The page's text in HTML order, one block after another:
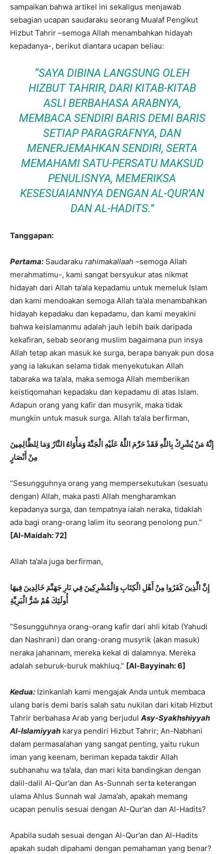
sampaikan bahwa artikel ini sekaligus menjawab
sebagian ucapan saudaraku seorang Mualaf Pengikut
Hizbut Tahrir –semoga Allah menambahkan hidayah
kepadanya-, berikut diantara ucapan beliau:
“SAYA DIBINA LANGSUNG OLEH
HIZBUT TAHRIR, DARI KITAB-KITAB
ASLI BERBAHASA ARABNYA,
MEMBACA SENDIRI BARIS DEMI BARIS
SETIAP PARAGRAFNYA, DAN
MENERJEMAHKAN SENDIRI, SERTA
MEMAHAMI SATU-PERSATU MAKSUD
PENULISNYA, MEMERIKSA
KESESUAIANNYA DENGAN AL-QUR’AN
DAN AL-HADITS.”
Tanggapan:
Pertama: Saudaraku rahimakallaah –semoga Allah
merahmatimu-, kami sangat bersyukur atas nikmat
hidayah dari Allah ta’ala kepadamu untuk memeluk Islam
dan kami mendoakan semoga Allah ta’ala menambahkan
hidayah kepadaku dan kepadamu, dan kami meyakini
bahwa keislamanmu adalah jauh lebih baik daripada
kekafiran, sebab seorang muslim bagaimana pun insya
Allah tetap akan masuk ke surga, berapa banyak pun dosa
yang ia lakukan selama tidak menyekutukan Allah
tabaraka wa ta’ala, maka semoga Allah memberikan
keistiqomahan kepadaku dan kepadamu di atas Islam.
Adapun orang yang kafir dan musyrik, maka tidak
mungkin untuk masuk surga. Allah ta’ala berfirman,
إِنَّهُ مَنْ يُشْرِكْ بِاللَّهِ فَقَدْ حَرَّمَ اللَّهُ عَلَيْهِ الْجَنَّةَ وَمَأْوَاهُ النَّارُ وَمَا لِلظَّالِمِينَ
مِنْ أَنْصَارٍ
“Sesungguhnya orang yang mempersekutukan (sesuatu
dengan) Allah, maka pasti Allah mengharamkan
kepadanya surga, dan tempatnya ialah neraka, tidaklah
ada bagi orang-orang lalim itu seorang penolong pun.”
[Al-Maidah: 72]
Allah ta’ala juga berfirman,
إِنَّ الَّذِينَ كَفَرُوا مِنْ أَهْلِ الْكِتَابِ وَالْمُشْرِكِينَ فِي نَارِ جَهَنَّمَ خَالِدِينَ فِيهَا
أُولَئِكَ هُمْ شَرُّ الْبَرِيَّةِ
“Sesungguhnya orang-orang kafir dari ahli kitab (Yahudi
dan Nashrani) dan orang-orang musyrik (akan masuk)
neraka jahannam, mereka kekal di dalamnya. Mereka
adalah seburuk-buruk makhluq.” [Al-Bayyinah: 6]
Kedua: Izinkanlah kami mengajak Anda untuk membaca
ulang baris demi baris salah satu nukilan dari kitab Hizbut
Tahrir berbahasa Arab yang berjudul Asy-Syakhshiyyah
Al-Islamiyyah karya pendiri Hizbut Tahrir; An-Nabhani
dalam permasalahan yang sangat penting, yaitu rukun
iman yang keenam, beriman kepada takdir Allah
subhanahu wa ta’ala, dan mari kita bandingkan dengan
dalil-dalil Al-Qur’an dan As-Sunnah serta keterangan
ulama Ahlus Sunnah wal Jama’ah, apakah memang
ucapan penulis sesuai dengan Al-Qur’an dan Al-Hadits?
Apabila sudah sesuai dengan Al-Qur’an dan Al-Hadits
apakah sudah dipahami dengan pemahaman yang benar?